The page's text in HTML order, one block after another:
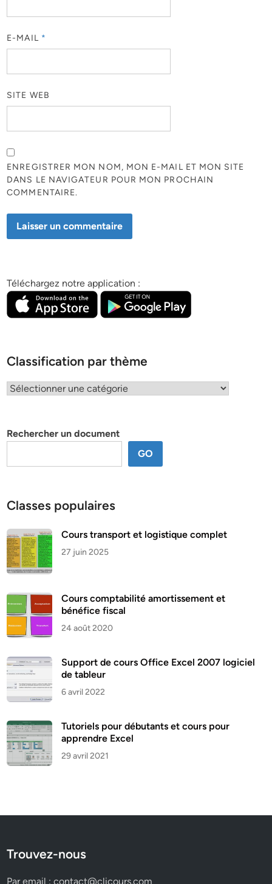
E-MAIL *
SITE WEB
ENREGISTRER MON NOM, MON E-MAIL ET MON SITE
DANS LE NAVIGATEUR POUR MON PROCHAIN
COMMENTAIRE.
Téléchargez notre application :
Classification par thème
Classification
Rechercher un document
GO
Classes populaires
Cours transport et logistique complet
27 juin 2025
Cours comptabilité amortissement et
bénéfice fiscal
24 août 2020
Support de cours Office Excel 2007 logiciel
de tableur
6 avril 2022
Tutoriels pour débutants et cours pour
apprendre Excel
29 avril 2021
Trouvez-nous
Par email :contact@clicours.com